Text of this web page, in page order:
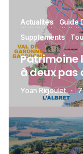
Actualités Guide
Suppléments
Patrimoine
à deux pas
Yoan Rigoulet